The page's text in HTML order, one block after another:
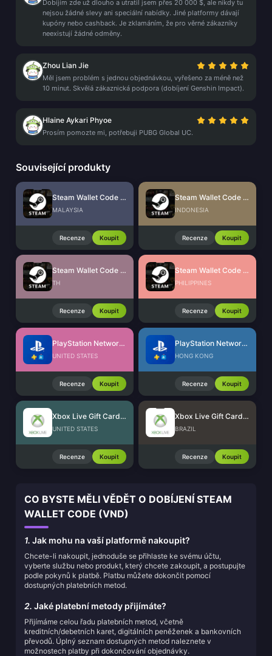
Dobíjím zde už dlouho a utratil jsem přes 20 000 $, ale nikdy tu
nejsou žádné slevy ani speciální nabídky. Jiné platformy dávají
kupóny nebo cashback. Je zklamáním, že pro věrné zákazníky
neexistují žádné odměny.
Zhou Lian Jie
Měl jsem problém s jednou objednávkou, vyřešeno za méně než
10 minut. Skvělá zákaznická podpora (dobíjení Genshin Impact).
Hlaine Aykari Phyoe
Prosím pomozte mi, potřebuji PUBG Global UC.
Související produkty
Steam Wallet Code (MYR)
MALAYSIA
Recenze Koupit
Steam Wallet Code (IDR)
INDONESIA
Recenze Koupit
Steam Wallet Code (THB)
TH
Recenze Koupit
Steam Wallet Code (PHP)
PHILIPPINES
Recenze Koupit
PlayStation Network Card (US)
UNITED STATES
Recenze Koupit
PlayStation Network Card (HK)
HONG KONG
Recenze Koupit
Xbox Live Gift Card (US)
UNITED STATES
Recenze Koupit
Xbox Live Gift Card (BR)
BRAZIL
Recenze Koupit
CO BYSTE MĚLI VĚDĚT O DOBÍJENÍ STEAM
WALLET CODE (VND)
1. Jak mohu na vaší platformě nakoupit?
Chcete-li nakoupit, jednoduše se přihlaste ke svému účtu,
vyberte službu nebo produkt, který chcete zakoupit, a postupujte
podle pokynů k platbě. Platbu můžete dokončit pomocí
dostupných platebních metod.
2. Jaké platební metody přijímáte?
Přijímáme celou řadu platebních metod, včetně
kreditních/debetních karet, digitálních peněženek a bankovních
převodů. Úplný seznam dostupných metod naleznete v
možnostech platby při dokončování objednávky.